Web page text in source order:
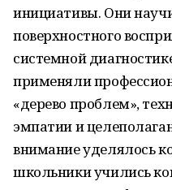
инициативы. Они
поверхностного
системной
применяли
«дерево проблем»,
эмпатии и
внимание уделялось
школьники учились